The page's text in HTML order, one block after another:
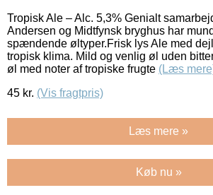
Tropisk Ale – Alc. 5,3% Genialt
Andersen og Midtfynsk bryghus har
spændende øltyper.Frisk lys Ale med
tropisk klima. Mild og venlig øl uden
øl med noter af tropiske frugte (Læs
45 kr. (Vis fragtpris)
Læs mere »
Køb nu »